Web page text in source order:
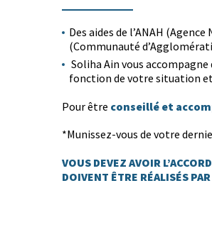
Des aides de l’ANAH
(Communauté
Soliha Ain vous
fonction de votre situation et
Pour être conseillé et
*Munissez-vous de votre
VOUS DEVEZ AVOIR
DOIVENT ÊTRE RÉALISÉS